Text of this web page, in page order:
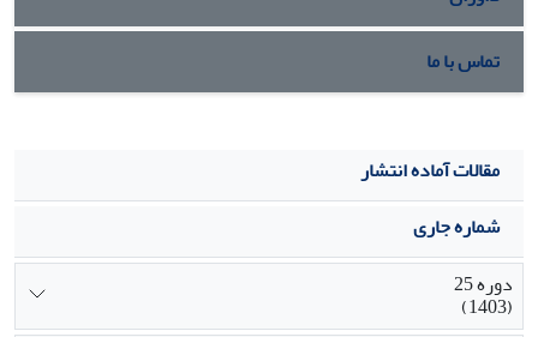
تماس با ما
مقالات آماده انتشار
شماره جاری
دوره 25
(1403)